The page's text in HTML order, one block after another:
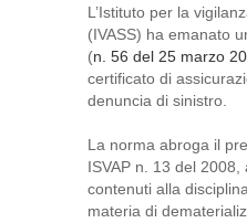
L’Istituto per la
(IVASS) ha emanato
(n. 56 del 25 marzo
certificato di
denuncia di sinistro.
La norma abroga il
ISVAP n. 13 del
contenuti alla
materia di